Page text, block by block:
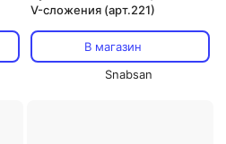
V-сложения (арт.221)
В магазин
Snabsan